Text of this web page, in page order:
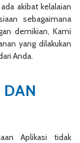
akibat kelalaian
sebagaimana
demikian, Kami
yang dilakukan
Anda.
DAN
Aplikasi tidak